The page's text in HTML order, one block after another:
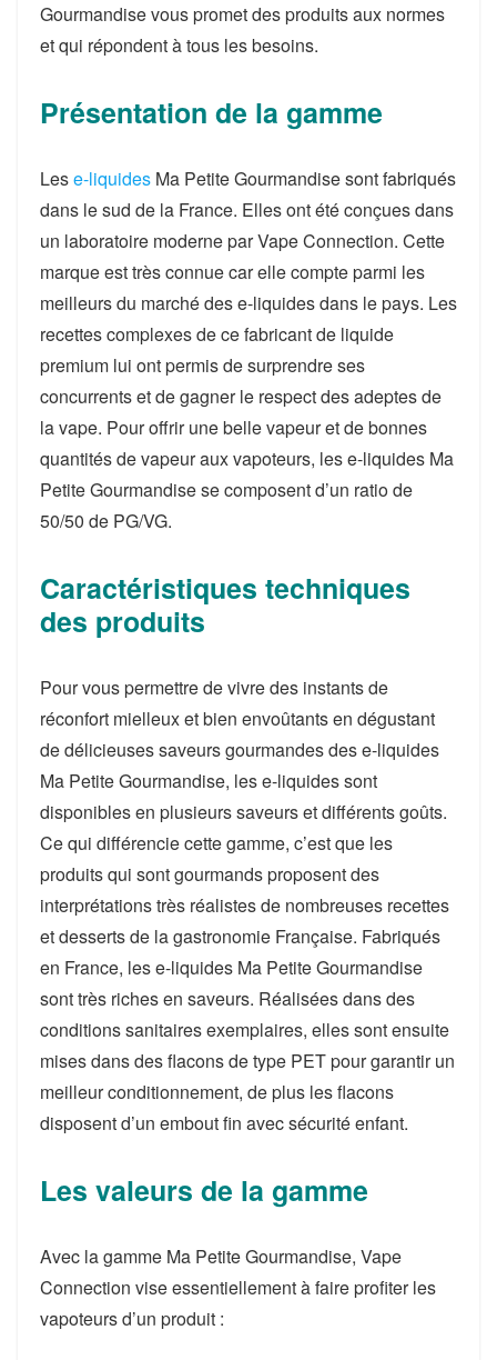
Gourmandise vous promet des produits aux normes
et qui répondent à tous les besoins.
Présentation de la gamme
Lese-liquides Ma Petite Gourmandise sont fabriqués
dans le sud de la France. Elles ont été conçues dans
un laboratoire moderne par Vape Connection. Cette
marque est très connue car elle compte parmi les
meilleurs du marché des e-liquides dans le pays. Les
recettes complexes de ce fabricant de liquide
premium lui ont permis de surprendre ses
concurrents et de gagner le respect des adeptes de
la vape. Pour offrir une belle vapeur et de bonnes
quantités de vapeur aux vapoteurs, les e-liquides Ma
Petite Gourmandise se composent d’un ratio de
50/50 de PG/VG.
Caractéristiques techniques
des produits
Pour vous permettre de vivre des instants de
réconfort mielleux et bien envoûtants en dégustant
de délicieuses saveurs gourmandes des e-liquides
Ma Petite Gourmandise, les e-liquides sont
disponibles en plusieurs saveurs et différents goûts.
Ce qui différencie cette gamme, c’est que les
produits qui sont gourmands proposent des
interprétations très réalistes de nombreuses recettes
et desserts de la gastronomie Française. Fabriqués
en France, les e-liquides Ma Petite Gourmandise
sont très riches en saveurs. Réalisées dans des
conditions sanitaires exemplaires, elles sont ensuite
mises dans des flacons de type PET pour garantir un
meilleur conditionnement, de plus les flacons
disposent d’un embout fin avec sécurité enfant.
Les valeurs de la gamme
Avec la gamme Ma Petite Gourmandise, Vape
Connection vise essentiellement à faire profiter les
vapoteurs d’un produit :